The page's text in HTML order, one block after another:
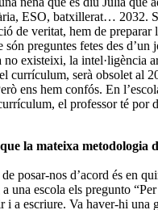
ESO, batxillerat… 2032.
de veritat, hem de
preguntes fetes des
existeixi, la intel·ligència
serà obsolet al
ens hem confós. En
el professor té
la mateixa metodologia
posar-nos d’acord és en
una escola els pregunto
a escriure. Va haver-hi una